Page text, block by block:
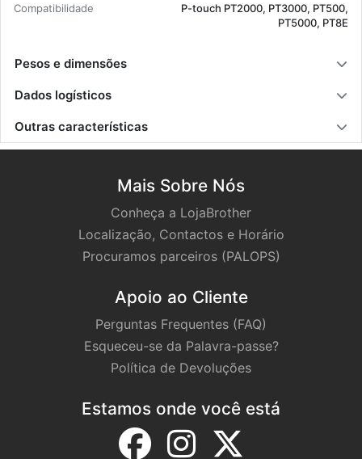
Com­pa­ti­bi­li­dade
P-touch PT2000, PT3000, PT500,
PT5000, PT8E
Pesos e dimensões
Dados logísticos
Outras características
Mais Sobre Nós
Conheça a LojaBrother
Localização, Contactos e Horário
Procuramos parceiros (PALOPS)
Apoio ao Cliente
Perguntas Frequentes (FAQ)
Esqueceu-se da Palavra-passe?
Política de Devoluções
Estamos onde você está